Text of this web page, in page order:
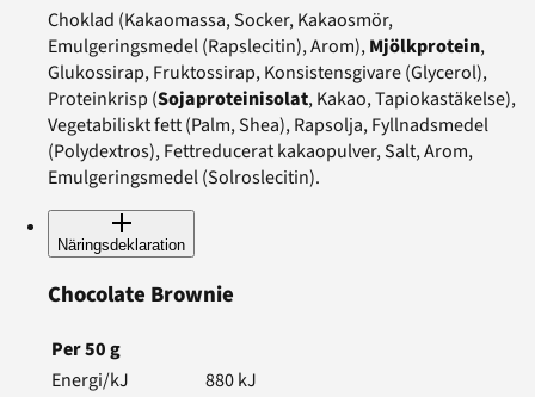
Choklad (Kakaomassa, Socker, Kakaosmör,
Emulgeringsmedel (Rapslecitin), Arom),Mjölkprotein,
Glukossirap, Fruktossirap, Konsistensgivare (Glycerol),
Proteinkrisp (Sojaproteinisolat, Kakao, Tapiokastäkelse),
Vegetabiliskt fett (Palm, Shea), Rapsolja, Fyllnadsmedel
(Polydextros), Fettreducerat kakaopulver, Salt, Arom,
Emulgeringsmedel (Solroslecitin).
Näringsdeklaration
Chocolate Brownie
Per50g
Energi/kJ
880kJ